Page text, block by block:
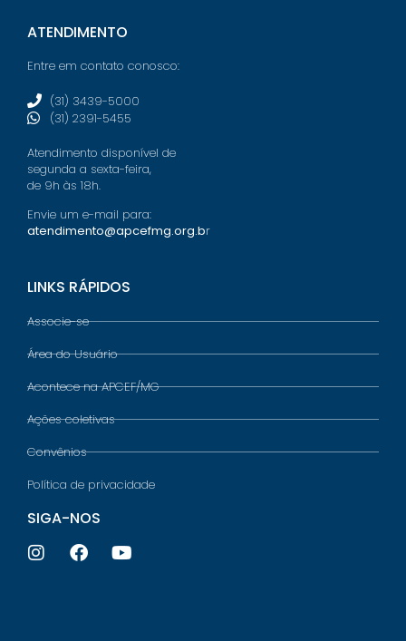
ATENDIMENTO
Entre em contato conosco:
(31) 3439-5000
(31) 2391-5455
Atendimento disponível de
segunda a sexta-feira,
de 9h às 18h.
Envie um e-mail para:
atendimento@apcefmg.org.br
LINKS RÁPIDOS
Associe-se
Área do Usuário
Acontece na APCEF/MG
Ações coletivas
Convênios
Política de privacidade
SIGA-NOS